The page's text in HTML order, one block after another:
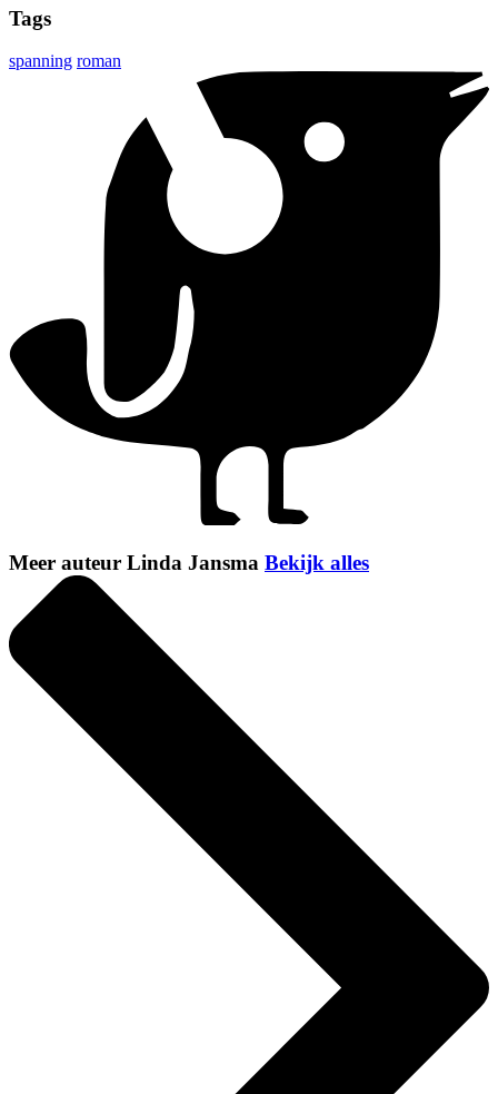
Tags
spanning roman
Meer auteur Linda Jansma Bekijk alles